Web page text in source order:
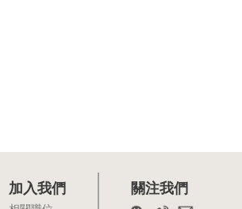
加入我們 關注我們